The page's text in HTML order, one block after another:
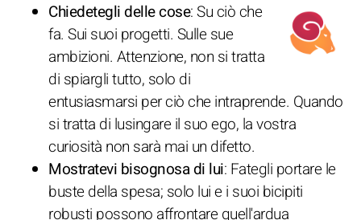
Chiedetegli delle cose: Su ciò che
fa. Sui suoi progetti. Sulle sue
ambizioni. Attenzione, non si tratta
di spiargli tutto, solo di
entusiasmarsi per ciò che intraprende. Quando
si tratta di lusingare il suo ego, la vostra
curiosità non sarà mai un difetto.
Mostratevi bisognosa di lui: Fategli portare le
buste della spesa; solo lui e i suoi bicipiti
robusti possono affrontare quell'ardua